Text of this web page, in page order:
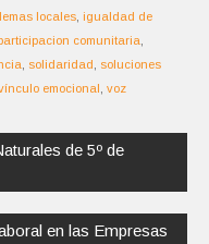
locales igualdad de
comunitaria
solidaridad
soluciones
emocional voz
de 5º de
en las Empresas